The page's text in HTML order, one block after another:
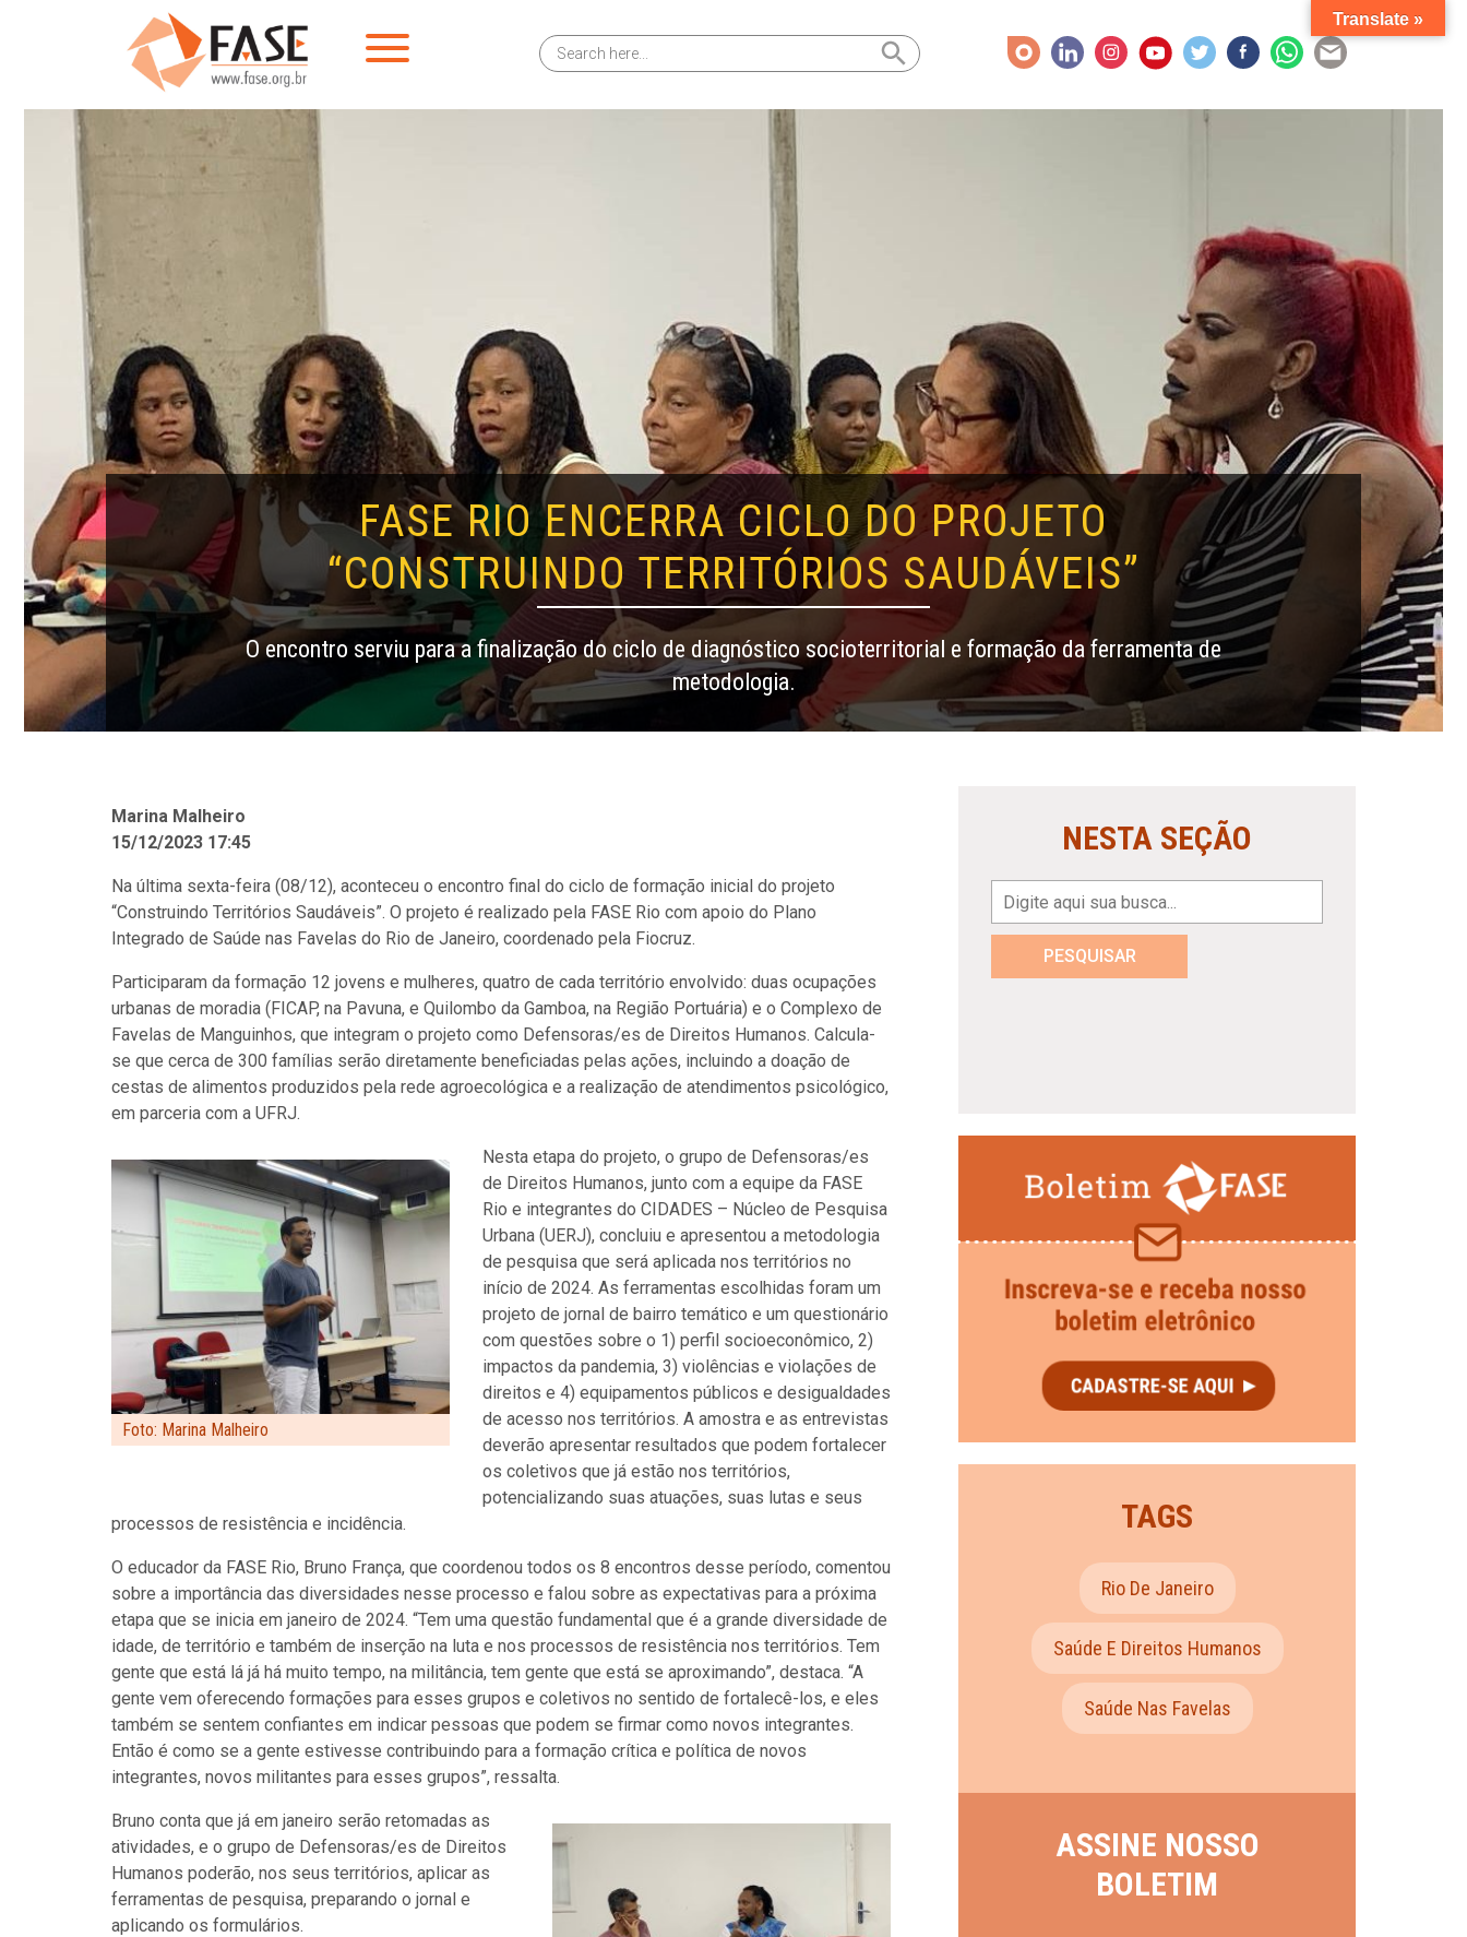
Search
for:
Search Button
FASE RIO ENCERRA CICLO DO PROJETO
“CONSTRUINDO TERRITÓRIOS SAUDÁVEIS”
O encontro serviu para a finalização do ciclo de diagnóstico socioterritorial e formação da ferramenta de
metodologia.
Marina Malheiro
15/12/2023 17:45
Na última sexta-feira (08/12), aconteceu o encontro final do ciclo de formação inicial do projeto
“Construindo Territórios Saudáveis”. O projeto é realizado pela FASE Rio com apoio do Plano
Integrado de Saúde nas Favelas do Rio de Janeiro, coordenado pela Fiocruz.
Participaram da formação 12 jovens e mulheres, quatro de cada território envolvido: duas ocupações
urbanas de moradia (FICAP, na Pavuna, e Quilombo da Gamboa, na Região Portuária) e o Complexo de
Favelas de Manguinhos, que integram o projeto como Defensoras/es de Direitos Humanos. Calcula-
se que cerca de 300 famílias serão diretamente beneficiadas pelas ações, incluindo a doação de
cestas de alimentos produzidos pela rede agroecológica e a realização de atendimentos psicológico,
em parceria com a UFRJ.
Foto: Marina Malheiro
Nesta etapa do projeto, o grupo de Defensoras/es
de Direitos Humanos, junto com a equipe da FASE
Rio e integrantes do CIDADES – Núcleo de Pesquisa
Urbana (UERJ), concluiu e apresentou a metodologia
de pesquisa que será aplicada nos territórios no
início de 2024. As ferramentas escolhidas foram um
projeto de jornal de bairro temático e um questionário
com questões sobre o 1) perfil socioeconômico, 2)
impactos da pandemia, 3) violências e violações de
direitos e 4) equipamentos públicos e desigualdades
de acesso nos territórios. A amostra e as entrevistas
deverão apresentar resultados que podem fortalecer
os coletivos que já estão nos territórios,
potencializando suas atuações, suas lutas e seus
processos de resistência e incidência.
O educador da FASE Rio, Bruno França, que coordenou todos os 8 encontros desse período, comentou
sobre a importância das diversidades nesse processo e falou sobre as expectativas para a próxima
etapa que se inicia em janeiro de 2024. “Tem uma questão fundamental que é a grande diversidade de
idade, de território e também de inserção na luta e nos processos de resistência nos territórios. Tem
gente que está lá já há muito tempo, na militância, tem gente que está se aproximando”, destaca. “A
gente vem oferecendo formações para esses grupos e coletivos no sentido de fortalecê-los, e eles
também se sentem confiantes em indicar pessoas que podem se firmar como novos integrantes.
Então é como se a gente estivesse contribuindo para a formação crítica e política de novos
integrantes, novos militantes para esses grupos”, ressalta.
Bruno conta que já em janeiro serão retomadas as
atividades, e o grupo de Defensoras/es de Direitos
Humanos poderão, nos seus territórios, aplicar as
ferramentas de pesquisa, preparando o jornal e
aplicando os formulários.
NESTA SEÇÃO
PESQUISAR
TAGS
Rio De Janeiro
Saúde E Direitos Humanos
Saúde Nas Favelas
ASSINE NOSSO
BOLETIM
Translate »